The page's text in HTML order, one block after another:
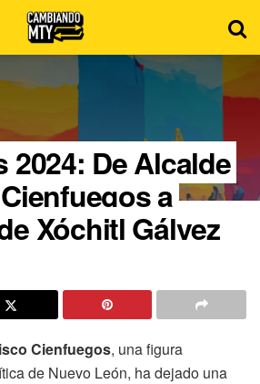
2024: De Alcalde
a
Xóchitl Gálvez
Cienfuegos, una figura
de Nuevo León, ha dejado una